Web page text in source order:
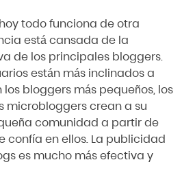
todo funciona de otra
está cansada de la
de los principales bloggers.
están más inclinados a
bloggers más pequeños, los
microbloggers crean a su
comunidad a partir de
confía en ellos. La publicidad
es mucho más efectiva y